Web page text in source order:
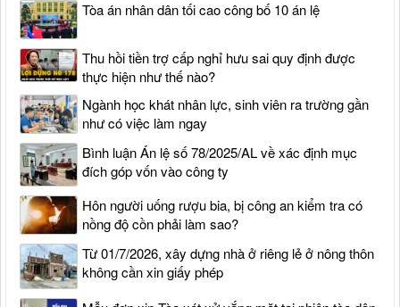
Tòa án nhân dân tối cao công bố 10 án lệ
Thu hồi tiền trợ cấp nghỉ hưu sai quy định được
thực hiện như thế nào?
Ngành học khát nhân lực, sinh viên ra trường gần
như có việc làm ngay
Bình luận Án lệ số 78/2025/AL về xác định mục
đích góp vốn vào công ty
Hôn người uống rượu bia, bị công an kiểm tra có
nồng độ cồn phải làm sao?
Từ 01/7/2026, xây dựng nhà ở riêng lẻ ở nông thôn
không cần xin giấy phép